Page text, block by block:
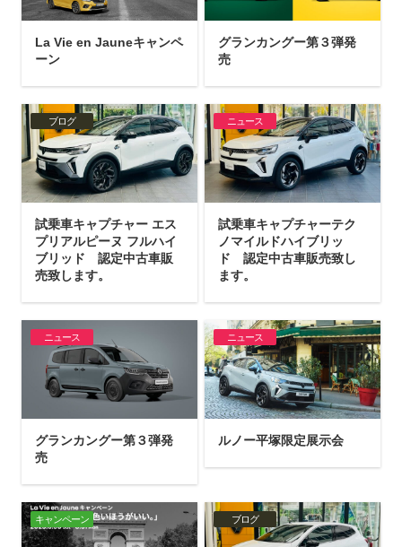
La Vie en Jauneキャンペ
ーン
グランカングー第３弾発
売
ブログ
試乗車キャプチャー エス
プリアルピーヌ フルハイ
ブリッド 認定中古車販
売致します。
ニュース
試乗車キャプチャーテク
ノマイルドハイブリッ
ド 認定中古車販売致し
ます。
ニュース
グランカングー第３弾発
売
ニュース
ルノー平塚限定展示会
キャンペーン ブログ